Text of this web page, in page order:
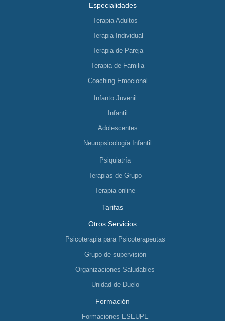
Especialidades
Terapia Adultos
Terapia Individual
Terapia de Pareja
Terapia de Familia
Coaching Emocional
Infanto Juvenil
Infantil
Adolescentes
Neuropsicología Infantil
Psiquiatría
Terapias de Grupo
Terapia online
Tarifas
Otros Servicios
Psicoterapia para Psicoterapeutas
Grupo de supervisión
Organizaciones Saludables
Unidad de Duelo
Formación
Formaciones ESEUPE